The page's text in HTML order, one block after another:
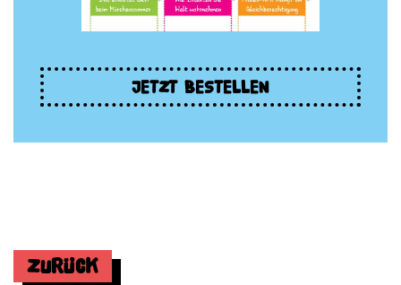
JETZT BESTELLEN
Zurück